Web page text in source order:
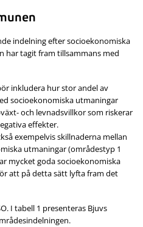
indelning efter socioekonomiska
har tagit fram tillsammans med
inkludera hur stor andel av
socioekonomiska utmaningar
och levnadsvillkor som riskerar
effekter.
exempelvis skillnaderna mellan
utmaningar (områdestyp 1
mycket goda socioekonomiska
att på detta sätt lyfta fram det
I tabell 1 presenteras Bjuvs